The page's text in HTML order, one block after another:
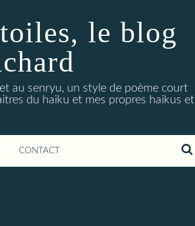
le blog
au senryu, un style de poème court
du haiku et mes propres haikus et
CONTACT